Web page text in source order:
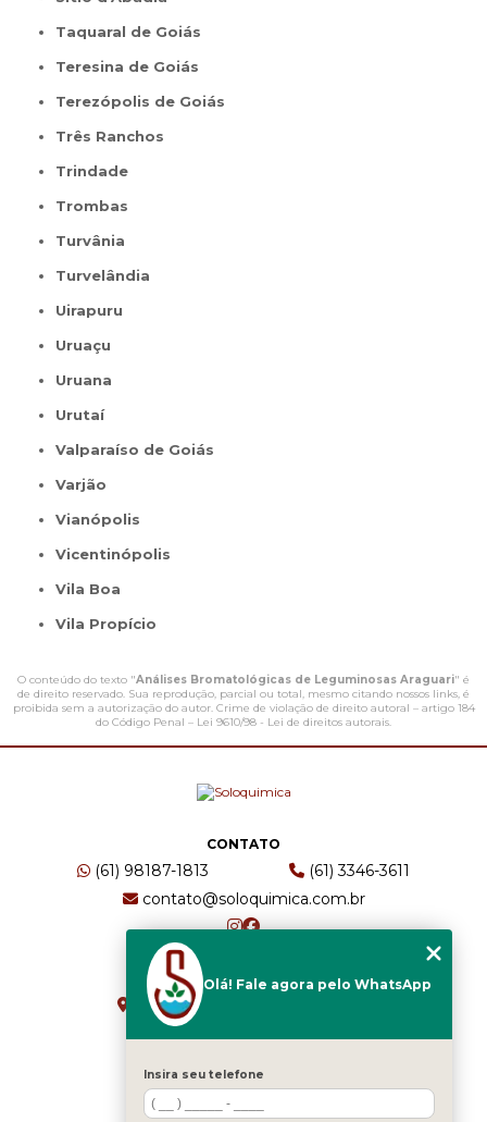
Taquaral de Goiás
Teresina de Goiás
Terezópolis de Goiás
Três Ranchos
Trindade
Trombas
Turvânia
Turvelândia
Uirapuru
Uruaçu
Uruana
Urutaí
Valparaíso de Goiás
Varjão
Vianópolis
Vicentinópolis
Vila Boa
Vila Propício
O conteúdo do texto "Análises Bromatológicas de Leguminosas Araguari" é
de direito reservado. Sua reprodução, parcial ou total, mesmo citando nossos links, é
proibida sem a autorização do autor. Crime de violação de direito autoral – artigo 184
do Código Penal – Lei 9610/98 - Lei de direitos autorais.
CONTATO
(61) 98187-1813
(61) 3346-3611
contato@soloquimica.com.br
ENDEREÇO
CRS 511 Sul, Bl B, Sl 49 - Asa Sul
Brasília - DF - CEP: 70361-520
Olá! Fale agora pelo WhatsApp
Insira seu telefone